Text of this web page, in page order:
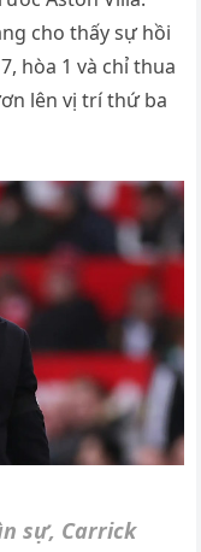
cho thấy sự hồi
hòa 1 và chỉ thua
lên vị trí thứ ba
sự, Carrick